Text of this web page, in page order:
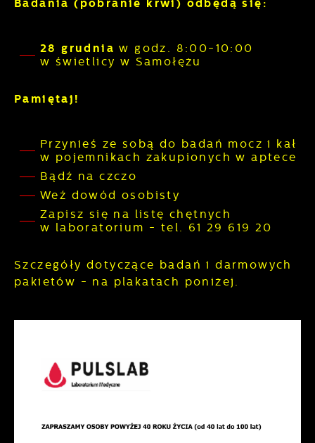
Badania (pobranie krwi) odbędą się:
28 grudnia w godz. 8:00-10:00
w świetlicy w Samołężu
Pamiętaj!
Przynieś ze sobą do badań mocz i kał
w pojemnikach zakupionych w aptece
Bądź na czczo
Weź dowód osobisty
Zapisz się na listę chętnych
w laboratorium - tel. 61 29 619 20
Szczegóły dotyczące badań i darmowych
pakietów - na plakatach poniżej.
internetowej, miejsca oraz częstotliwości, z
internetowych pod względem ich popularności
wśród użytkowników. Zgromadzone
analityczne pliki cookies gwarantuje
Dzięki reklamowym plikom cookies
prezentujemy Ci najciekawsze informacje i
podstawie analizy Twoich upodobań oraz
Twoich zwyczajów dotyczących przeglądanej
witryny internetowej. Treści promocyjne mogą
pojawić się na stronach podmiotów trzecich
lub firm będących naszymi partnerami oraz
innych dostawców usług. Firmy te działają w
charakterze pośredników prezentujących